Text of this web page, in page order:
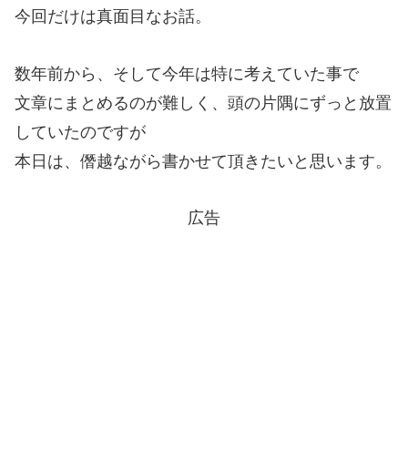
今回だけは真面目なお話。
数年前から、そして今年は特に考えていた事で
文章にまとめるのが難しく、頭の片隅にずっと放置
していたのですが
本日は、僭越ながら書かせて頂きたいと思います。
広告